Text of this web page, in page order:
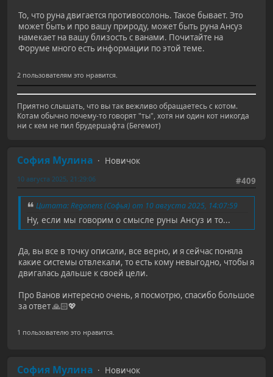
То, что руна двигается противосолонь. Такое бывает. Это
может быть и про вашу природу, может быть руна Ансуз
намекает на вашу близость с ванами. Почитайте на
Форуме много есть информации по этой теме.
2 пользователям это нравится.
Приятно слышать, что вы так вежливо обращаетесь с котом.
Котам обычно почему-то говорят "ты", хотя ни один кот никогда
ни с кем не пил брудершафта (Бегемот)
София Мулина
Новичок
#409
10 августа 2025, 21:29:06
Цитата: Regonens (Софья) от 10 августа 2025, 14:07:59
Ну, если мы говорим о смысле руны Ансуз и то...
Да, вы все в точку описали, все верно, и я сейчас поняла
какие системы отвлекали, то есть кому невыгодно, чтобы я
двигалась дальше к своей цели.
Про Ванов интересно очень, я посмотрю, спасибо большое
за ответ 🙏🏻💖
1 пользователю это нравится.
София Мулина
Новичок